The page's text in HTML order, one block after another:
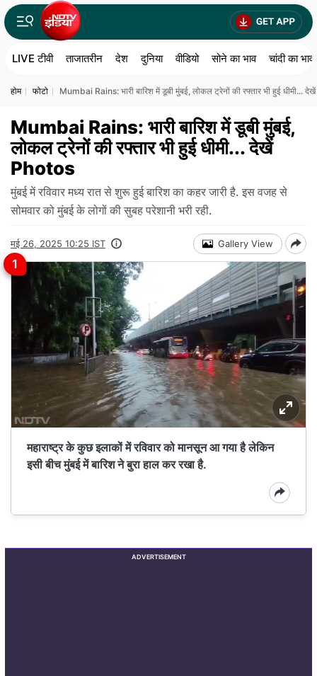
LIVE टीवी ताजातरीन देश दुनिया वीडियो सोने का भाव चांदी का भाव
होम फोटो Mumbai Rains: भारी बारिश में डूबी मुंबई, लोकल ट्रेनों की रफ्तार भी हुई धीमी...
Mumbai Rains: भारी बारिश में डूबी मुंबई,
लोकल ट्रेनों की रफ्तार भी हुई धीमी... देखें
Photos
मुंबई में रविवार मध्य रात से शुरू हुई बारिश का कहर जारी है. इस वजह से
सोमवार को मुंबई के लोगों की सुबह परेशानी भरी रही.
मई 26, 2025 10:25 IST Gallery View
महाराष्ट्र के कुछ इलाकों में रविवार को मानसून आ गया है लेकिन
इसी बीच मुंबई में बारिश ने बुरा हाल कर रखा है.
ADVERTISEMENT